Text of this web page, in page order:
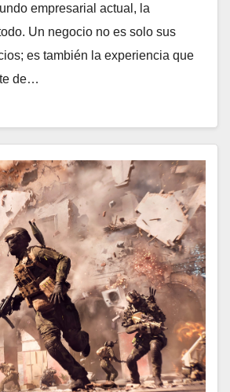
empresarial actual, la
Un negocio no es solo sus
es también la experiencia que
de…